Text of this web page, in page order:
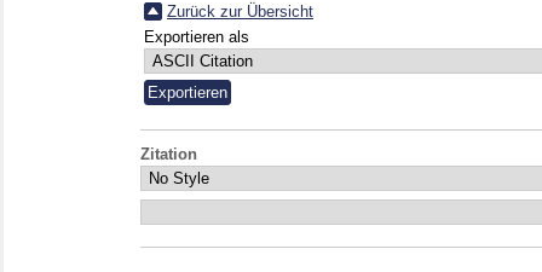
Zurück zur Übersicht
Exportieren als
Zitation